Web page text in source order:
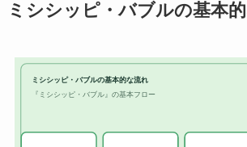
ミシシッピ・バブルの基本
ミシシッピ・バブルの基本的な流れ
『ミシシッピ・バブル』の基本フロー